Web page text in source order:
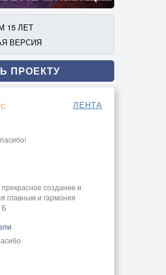
15 ЛЕТ
ВЕРСИЯ
ПРОЕКТУ
ЛЕНТА
создание и
главным и гармония
Б